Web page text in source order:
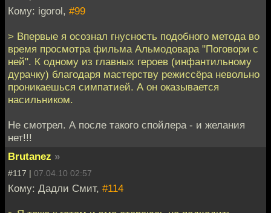
Кому: igorol, #99
> Впервые я осознал гнусность подобного метода во
время просмотра фильма Альмодовара "Поговори с
ней". К одному из главных героев (инфантильному
дурачку) благодаря мастерству режиссёра невольно
проникаешься симпатией. А он оказывается
насильником.
Не смотрел. А после такого спойлера - и желания
нет!!!
Brutanez »
#117 | 07.04.10 02:57
Кому: Дадли Смит, #114